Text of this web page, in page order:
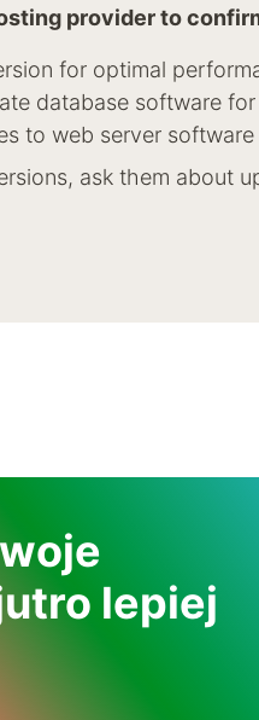
provider to
for optimal
database software
to web server
ask them about
lepiej